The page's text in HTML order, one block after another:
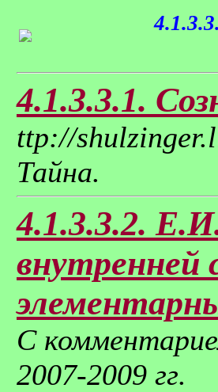
4.1.3.3.1.
ttp://
Тайна.
4.1.3.3.2.
внутренней
С
2007-2009 гг.